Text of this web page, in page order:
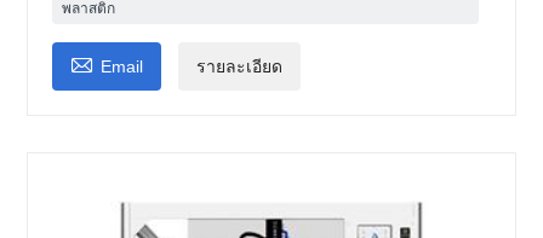
พลาสติก
 Email รายละเอียด